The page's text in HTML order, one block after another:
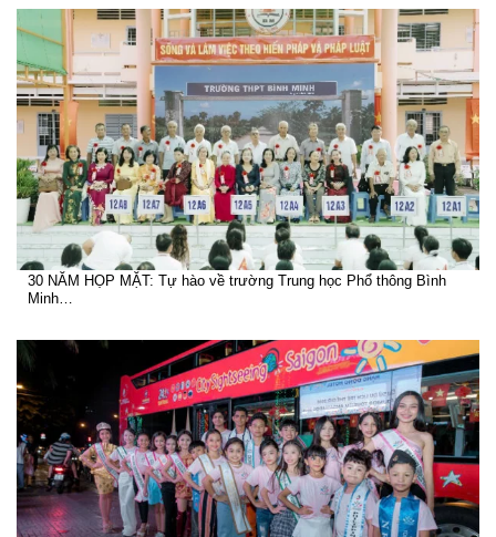
30 NĂM HỌP MẶT: Tự hào về trường Trung học Phổ thông Bình
Minh…